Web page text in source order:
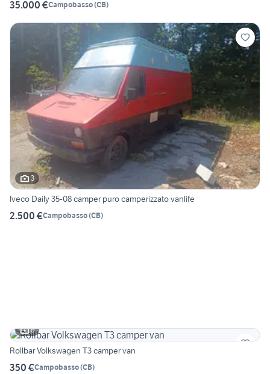
35.000 €Campobasso(CB)
3
Iveco Daily 35-08 camper puro camperizzato vanlife
2.500 €Campobasso(CB)
6
Rollbar Volkswagen T3 camper van
350 €Campobasso(CB)